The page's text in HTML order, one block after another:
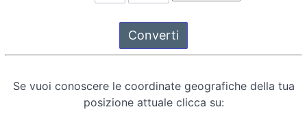
Se vuoi conoscere le coordinate geografiche della tua
posizione attuale clicca su: